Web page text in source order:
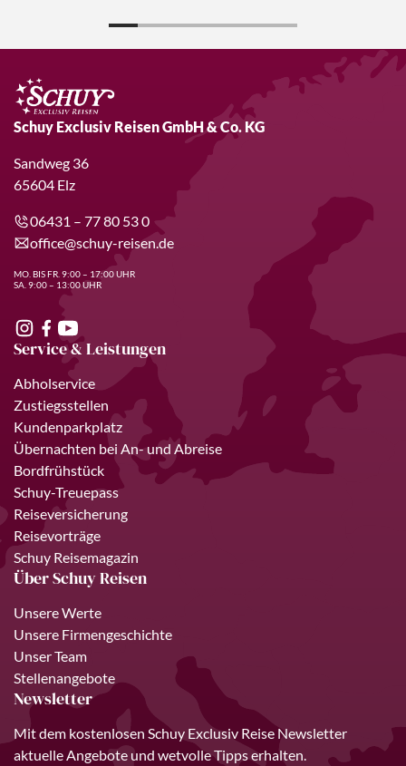
Schuy Exclusiv Reisen GmbH & Co. KG
Sandweg 36
65604 Elz
06431 – 77 80 53 0
office@schuy-reisen.de
MO. BIS FR. 9:00 – 17:00 UHR
SA. 9:00 – 13:00 UHR
Service & Leistungen
Abholservice
Zustiegsstellen
Kundenparkplatz
Übernachten bei An- und Abreise
Bordfrühstück
Schuy-Treuepass
Reiseversicherung
Reisevorträge
Schuy Reisemagazin
Über Schuy Reisen
Unsere Werte
Unsere Firmengeschichte
Unser Team
Stellenangebote
Newsletter
Mit dem kostenlosen Schuy Exclusiv Reise Newsletter
aktuelle Angebote und wetvolle Tipps erhalten.